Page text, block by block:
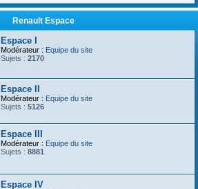
Renault Espace
Espace I
Modérateur : Equipe du site
Sujets : 2170
Espace II
Modérateur : Equipe du site
Sujets : 5126
Espace III
Modérateur : Equipe du site
Sujets : 8881
Espace IV